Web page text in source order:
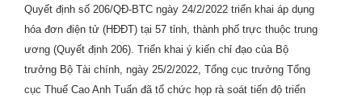
Quyết định số 206/QĐ-BTC ngày 24/2/2022 triển khai áp dụng
hóa đơn điện tử (HĐĐT) tại 57 tỉnh, thành phố trực thuộc trung
ương (Quyết định 206). Triển khai ý kiến chỉ đạo của Bộ
trưởng Bộ Tài chính, ngày 25/2/2022, Tổng cục trưởng Tổng
cục Thuế Cao Anh Tuấn đã tổ chức họp rà soát tiến độ triển